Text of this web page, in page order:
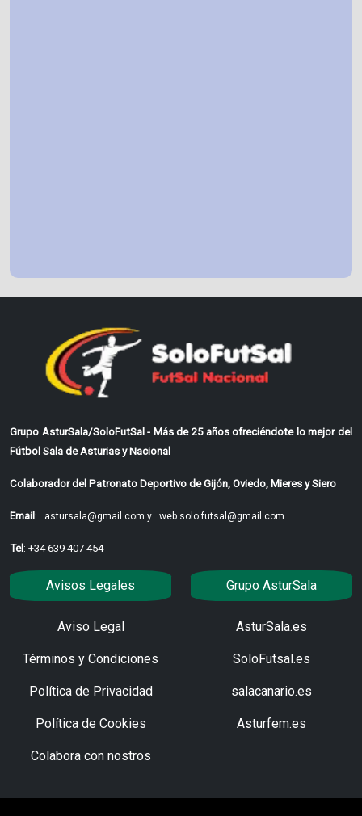
Grupo AsturSala/SoloFutSal - Más de 25 años ofreciéndote lo mejor del
Fútbol Sala de Asturias y Nacional
Colaborador del Patronato Deportivo de Gijón, Oviedo, Mieres y Siero
Email : astursala@gmail.com y web.solo.futsal@gmail.com
Tel : +34 639 407 454
Avisos Legales
Aviso Legal
Términos y Condiciones
Política de Privacidad
Política de Cookies
Colabora con nostros
Grupo AsturSala
AsturSala.es
SoloFutsal.es
salacanario.es
Asturfem.es